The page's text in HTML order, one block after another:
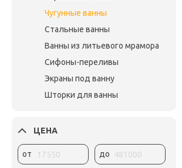
Чугунные ванны
Стальные ванны
Ванны из литьевого мрамора
Сифоны-переливы
Экраны под ванну
Шторки для ванны
ЦЕНА
от до